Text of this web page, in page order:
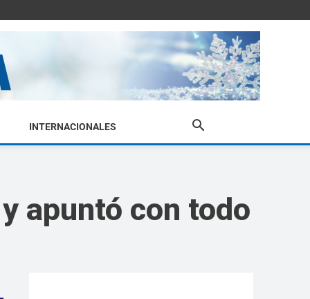
INTERNACIONALES
apuntó con todo